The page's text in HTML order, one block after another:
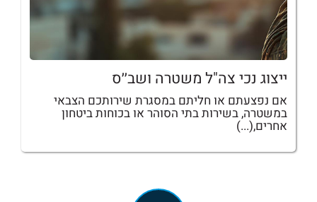
ייצוג נכי צה"ל משטרה ושב׳׳ס
אם נפצעתם או חליתם במסגרת שירותכם הצבאי
במשטרה, בשירות בתי הסוהר או בכוחות ביטחון
אחרים,(...)